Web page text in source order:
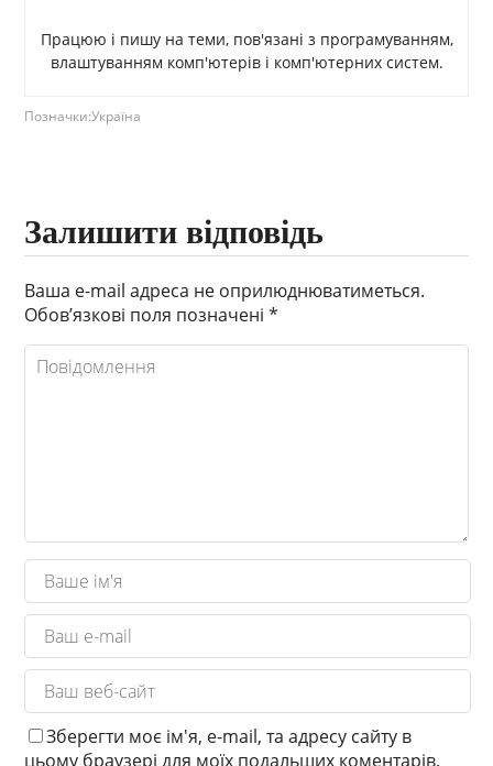
Працюю і пишу на теми, пов'язані з програмуванням,
влаштуванням комп'ютерів і комп'ютерних систем.
Позначки:Україна
Залишити відповідь
Ваша e-mail адреса не оприлюднюватиметься.
Обов’язкові поля позначені*
Зберегти моє ім'я, e-mail, та адресу сайту в
цьому браузері для моїх подальших коментарів.